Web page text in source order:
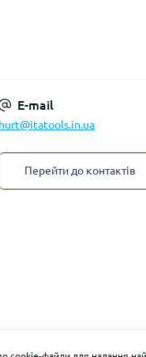
E-mail
hurt@itatools.in.ua
Перейти до контактів